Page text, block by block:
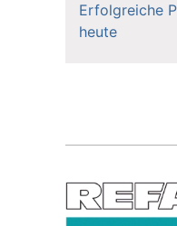
Erfolgreiche
heute